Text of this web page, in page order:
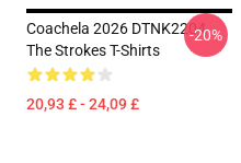
Coachela 2026 DTNK2204
The Strokes T-Shirts
20,93 £ - 24,09 £
-20%